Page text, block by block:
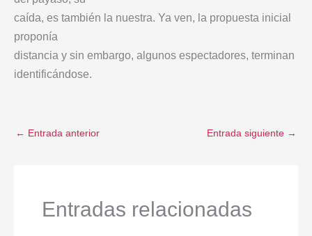
caída, es también la nuestra. Ya ven, la propuesta inicial
proponía
distancia y sin embargo, algunos espectadores, terminan
identificándose.
← Entrada anterior Entrada siguiente →
Entradas relacionadas